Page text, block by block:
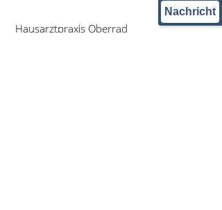
Hausarztpraxis Oberrad
Nachricht